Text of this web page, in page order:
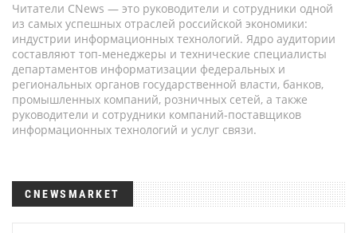
Читатели CNews — это руководители и сотрудники одной
из самых успешных отраслей российской экономики:
индустрии информационных технологий. Ядро аудитории
составляют топ-менеджеры и технические специалисты
департаментов информатизации федеральных и
региональных органов государственной власти, банков,
промышленных компаний, розничных сетей, а также
руководители и сотрудники компаний-поставщиков
информационных технологий и услуг связи.
CNEWSMARKET